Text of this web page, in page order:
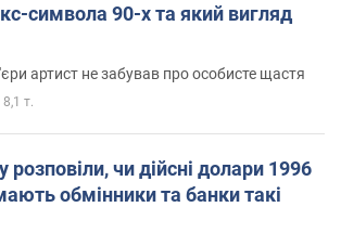
символа 90-х та який вигляд
артист не забував про особисте щастя
8,1 т.
чи дійсні долари 1996
обмінники та банки такі